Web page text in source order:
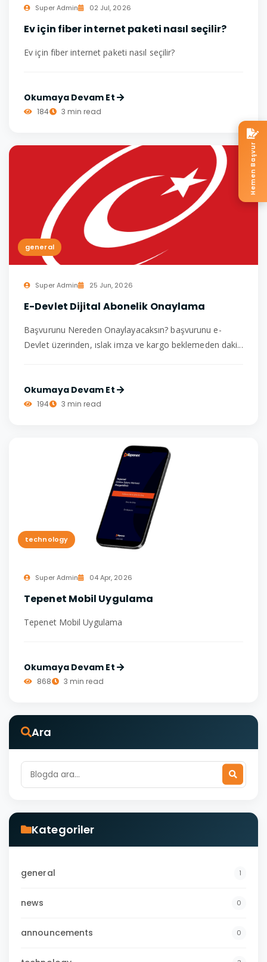
Hemen Başvur
Super Admin 02 Jul, 2026
Ev için fiber internet paketi nasıl seçilir?
Ev için fiber internet paketi nasıl seçilir?
Okumaya Devam Et
184 3 min read
general
Super Admin 25 Jun, 2026
E-Devlet Dijital Abonelik Onaylama
Başvurunu Nereden Onaylayacaksın? başvurunu e-
Devlet üzerinden, ıslak imza ve kargo beklemeden daki...
Okumaya Devam Et
194 3 min read
technology
Super Admin 04 Apr, 2026
Tepenet Mobil Uygulama
Tepenet Mobil Uygulama
Okumaya Devam Et
868 3 min read
Ara
Kategoriler
general 1
news 0
announcements 0